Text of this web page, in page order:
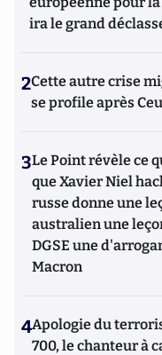
ira le grand
2Cette autre crise
se profile après
3Le Point révèle ce
que Xavier Niel
russe donne une
australien une
DGSE une
Macron
4Apologie du
700, le chanteur à